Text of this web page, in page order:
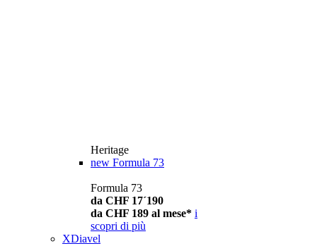
Heritage
new Formula 73
Formula 73
da CHF 17´190
da CHF 189 al mese* i
scopri di più
XDiavel